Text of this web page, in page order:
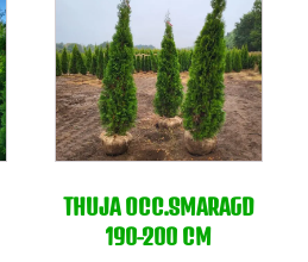
THUJA OCC.SMARAGD
190-200 CM